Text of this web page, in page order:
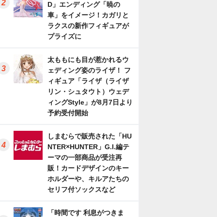
D」エンディング「暁の
車」をイメージ！カガリと
ラクスの新作フィギュアが
プライズに
太ももにも目が惹かれるウ
ェディング姿のライザ！ フ
ィギュア「ライザ（ライザ
リン・シュタウト）ウェデ
ィングStyle」が8月7日より
予約受付開始
しまむらで販売された「HU
NTER×HUNTER」G.I.編テ
ーマの一部商品が受注再
販！カードデザインのキー
ホルダーや、キルアたちの
セリフ付ソックスなど
「時間です 利息がつきま